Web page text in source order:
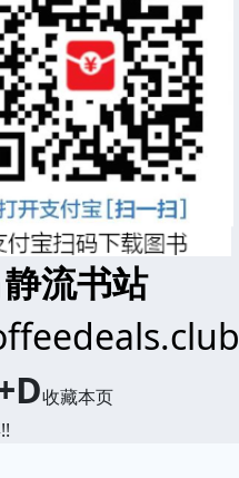
静流书站
收藏本页